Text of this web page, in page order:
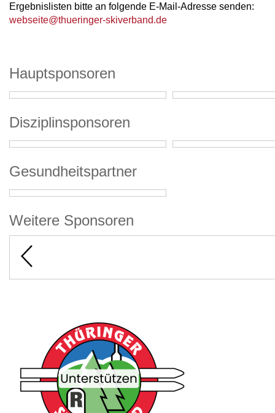
Ergebnislisten bitte an folgende E-Mail-Adresse senden:
webseite@thueringer-skiverband.de
Hauptsponsoren
Disziplinsponsoren
Gesundheitspartner
Weitere Sponsoren